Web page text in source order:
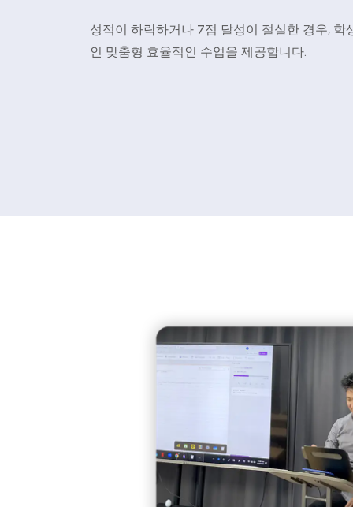
성적이 하락하거나 7점 달성이 절실한 경우, 학
인 맞춤형 효율적인 수업을 제공합니다.